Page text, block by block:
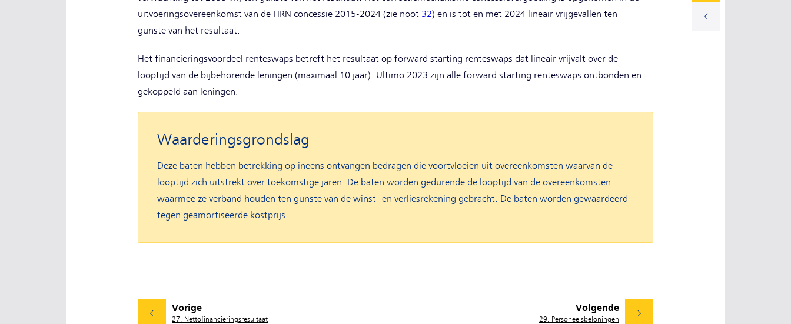
uitvoeringsovereenkomst van de HRN concessie 2015-2024 (zie noot 32) en is tot en met 2024 lineair vrijgevallen ten
gunste van het resultaat.
Het financieringsvoordeel renteswaps betreft het resultaat op forward starting renteswaps dat lineair vrijvalt over de
looptijd van de bijbehorende leningen (maximaal 10 jaar). Ultimo 2023 zijn alle forward starting renteswaps ontbonden en
gekoppeld aan leningen.
Waarderingsgrondslag
Deze baten hebben betrekking op ineens ontvangen bedragen die voortvloeien uit overeenkomsten waarvan de
looptijd zich uitstrekt over toekomstige jaren. De baten worden gedurende de looptijd van de overeenkomsten
waarmee ze verband houden ten gunste van de winst- en verliesrekening gebracht. De baten worden gewaardeerd
tegen geamortiseerde kostprijs.
Volgende
29. Personeelsbeloningen
Vorige
27. Nettofinancieringsresultaat